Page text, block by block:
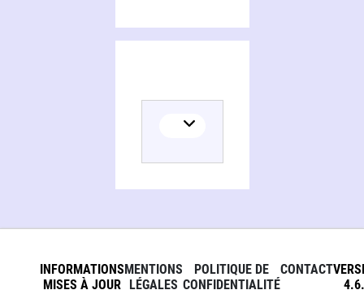
INFORMATIONS
MISES À JOUR
MENTIONS
LÉGALES
POLITIQUE DE
CONFIDENTIALITÉ
CONTACT